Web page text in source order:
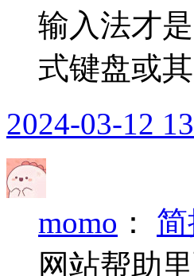
输入法才
式键盘或
2024-03-12
momo ：
网站帮助